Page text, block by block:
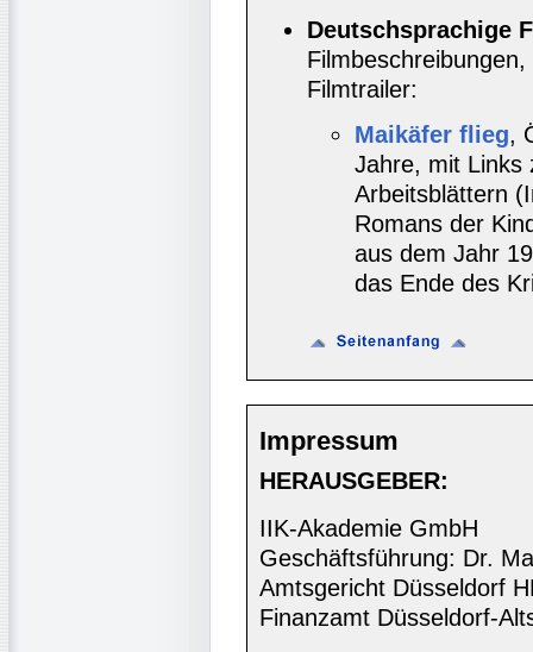
Deutschsprachige
Filmtrailer:
Maikäfer flieg,
Jahre, mit Links
Arbeitsblättern
Romans der
aus dem Jahr
das Ende des
Impressum
HERAUSGEBER:
IIK-Akademie GmbH
Geschäftsführung: Dr.
Amtsgericht Düsseldorf
Finanzamt Düsseldorf-